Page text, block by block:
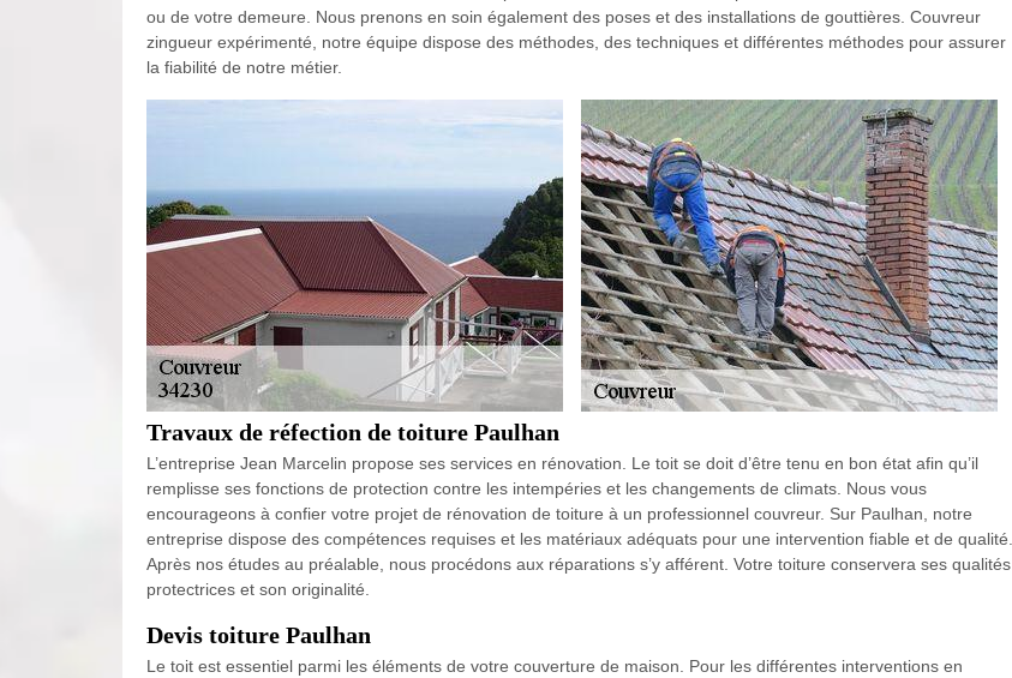
ou de votre demeure. Nous prenons en soin également des poses et des installations de gouttières. Couvreur
zingueur expérimenté, notre équipe dispose des méthodes, des techniques et différentes méthodes pour assurer
la fiabilité de notre métier.
Travaux de réfection de toiture Paulhan
L’entreprise Jean Marcelin propose ses services en rénovation. Le toit se doit d’être tenu en bon état afin qu’il
remplisse ses fonctions de protection contre les intempéries et les changements de climats. Nous vous
encourageons à confier votre projet de rénovation de toiture à un professionnel couvreur. Sur Paulhan, notre
entreprise dispose des compétences requises et les matériaux adéquats pour une intervention fiable et de qualité.
Après nos études au préalable, nous procédons aux réparations s’y afférent. Votre toiture conservera ses qualités
protectrices et son originalité.
Devis toiture Paulhan
Le toit est essentiel parmi les éléments de votre couverture de maison. Pour les différentes interventions en